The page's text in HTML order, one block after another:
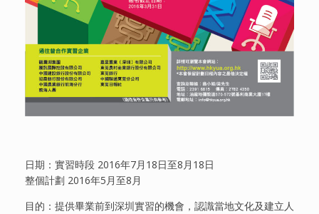
日期：實習時段 2016年7月18日至8月18日
整個計劃 2016年5月至8月
目的：提供畢業前到深圳實習的機會，認識當地文化及建立人